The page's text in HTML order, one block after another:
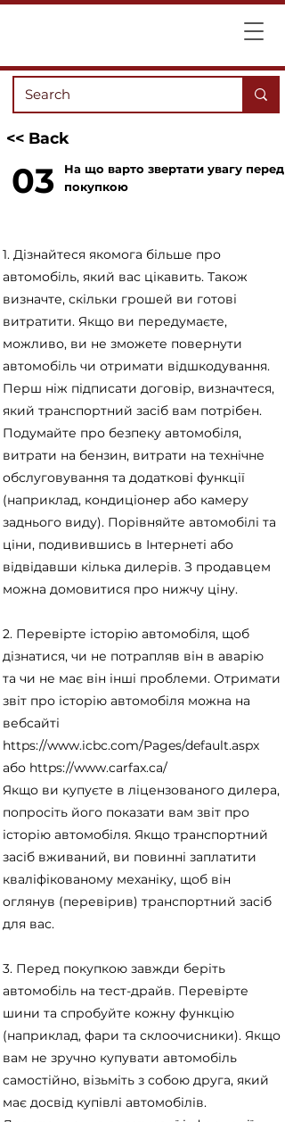
<< Back
03
На що варто звертати увагу перед
покупкою
1. Дізнайтеся якомога більше про
автомобіль, який вас цікавить. Також
визначте, скільки грошей ви готові
витратити. Якщо ви передумаєте,
можливо, ви не зможете повернути
автомобіль чи отримати відшкодування.
Перш ніж підписати договір, визначтеся,
який транспортний засіб вам потрібен.
Подумайте про безпеку автомобіля,
витрати на бензин, витрати на технічне
обслуговування та додаткові функції
(наприклад, кондиціонер або камеру
заднього виду). Порівняйте автомобілі та
ціни, подивившись в Інтернеті або
відвідавши кілька дилерів. З продавцем
можна домовитися про нижчу ціну.
2. Перевірте історію автомобіля, щоб
дізнатися, чи не потрапляв він в аварію
та чи не має він інші проблеми. Отримати
звіт про історію автомобіля можна на
вебсайті
https://www.icbc.com/Pages/default.aspx
або https://www.carfax.ca/
Якщо ви купуєте в ліцензованого дилера,
попросіть його показати вам звіт про
історію автомобіля. Якщо транспортний
засіб вживаний, ви повинні заплатити
кваліфікованому механіку, щоб він
оглянув (перевірив) транспортний засіб
для вас.
3. Перед покупкою завжди беріть
автомобіль на тест-драйв. Перевірте
шини та спробуйте кожну функцію
(наприклад, фари та склоочисники). Якщо
вам не зручно купувати автомобіль
самостійно, візьміть з собою друга, який
має досвід купівлі автомобілів.